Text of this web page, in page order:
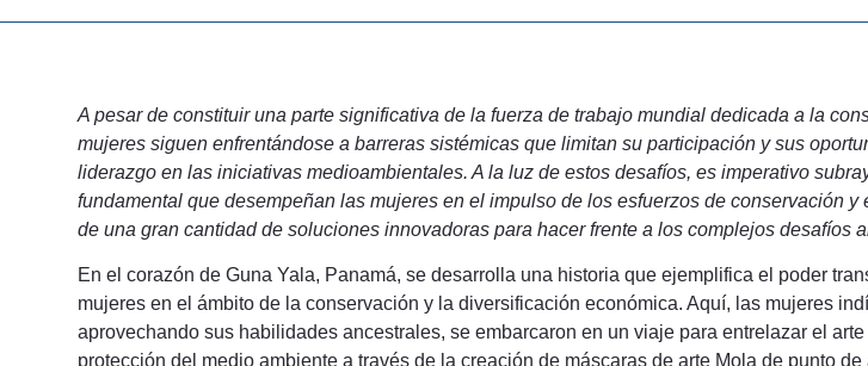
A pesar de constituir una parte significativa de la fuerza de trabajo mundial dedicada a la
mujeres siguen enfrentándose a barreras sistémicas que limitan su participación y sus
liderazgo en las iniciativas medioambientales. A la luz de estos desafíos, es imperativo
fundamental que desempeñan las mujeres en el impulso de los esfuerzos de conservación y
de una gran cantidad de soluciones innovadoras para hacer frente a los complejos desafíos
En el corazón de Guna Yala, Panamá, se desarrolla una historia que ejemplifica el poder
mujeres en el ámbito de la conservación y la diversificación económica. Aquí, las mujeres
aprovechando sus habilidades ancestrales, se embarcaron en un viaje para entrelazar el
protección del medio ambiente a través de la creación de máscaras de arte Mola de punto de